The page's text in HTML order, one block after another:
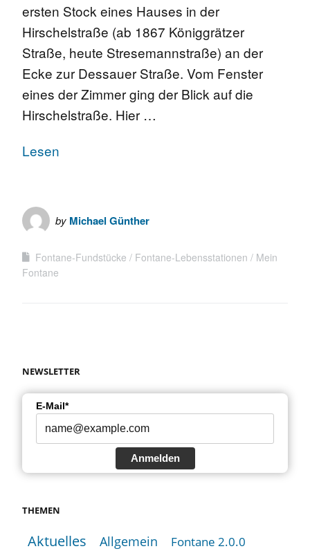
ersten Stock eines Hauses in der
Hirschelstraße (ab 1867 Königgrätzer
Straße, heute Stresemannstraße) an der
Ecke zur Dessauer Straße. Vom Fenster
eines der Zimmer ging der Blick auf die
Hirschelstraße. Hier …
Lesen
by Michael Günther
Fontane-Fundstücke Fontane-Lebensstationen
Mein
Fontane
NEWSLETTER
E-Mail*
Anmelden
THEMEN
Aktuelles Allgemein Fontane 2.0.0